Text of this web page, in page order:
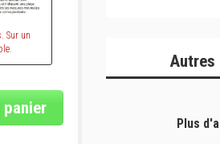
Sur un
Autres
Plus